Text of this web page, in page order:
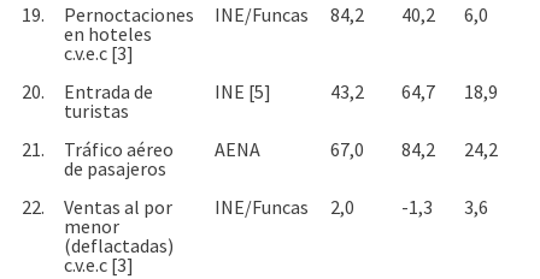
19.
Pernoctaciones
en hoteles
c.v.e.c [3]
INE/Funcas 84,2 40,2 6,0
20.
Entrada de
turistas
INE [5] 43,2 64,7 18,9
21.
Tráfico aéreo
de pasajeros
AENA 67,0 84,2 24,2
22.
Ventas al por
menor
(deflactadas)
c.v.e.c [3]
INE/Funcas 2,0 -1,3 3,6